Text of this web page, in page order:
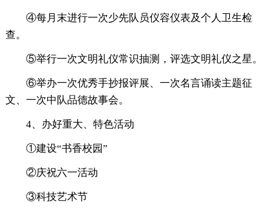
④每月末进行一次少先队员仪容仪表及个人卫生检
查。
⑤举行一次文明礼仪常识抽测，评选文明礼仪之星。
⑥举办一次优秀手抄报评展、一次名言诵读主题征
文、一次中队品德故事会。
4、办好重大、特色活动
①建设“书香校园”
②庆祝六一活动
③科技艺术节